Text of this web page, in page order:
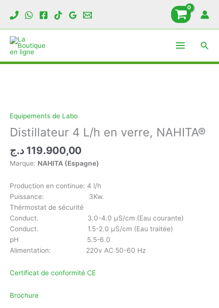
Equipements de Labo
Distillateur 4 L/h en verre, NAHITA®
119.900,00 د.ج
Marque: NAHITA (Espagne)
Production en continue: 4 l/h
Puissance: 3Kw.
Thérmostat de sécurité
Conduct. 3.0-4.0 µS/cm (Eau courante)
Conduct. 1.5-2.0 µS/cm (Eau traitée)
pH 5.5-6.0
Alimentation: 220v AC 50-60 Hz
Certificat de conformité CE
Brochure